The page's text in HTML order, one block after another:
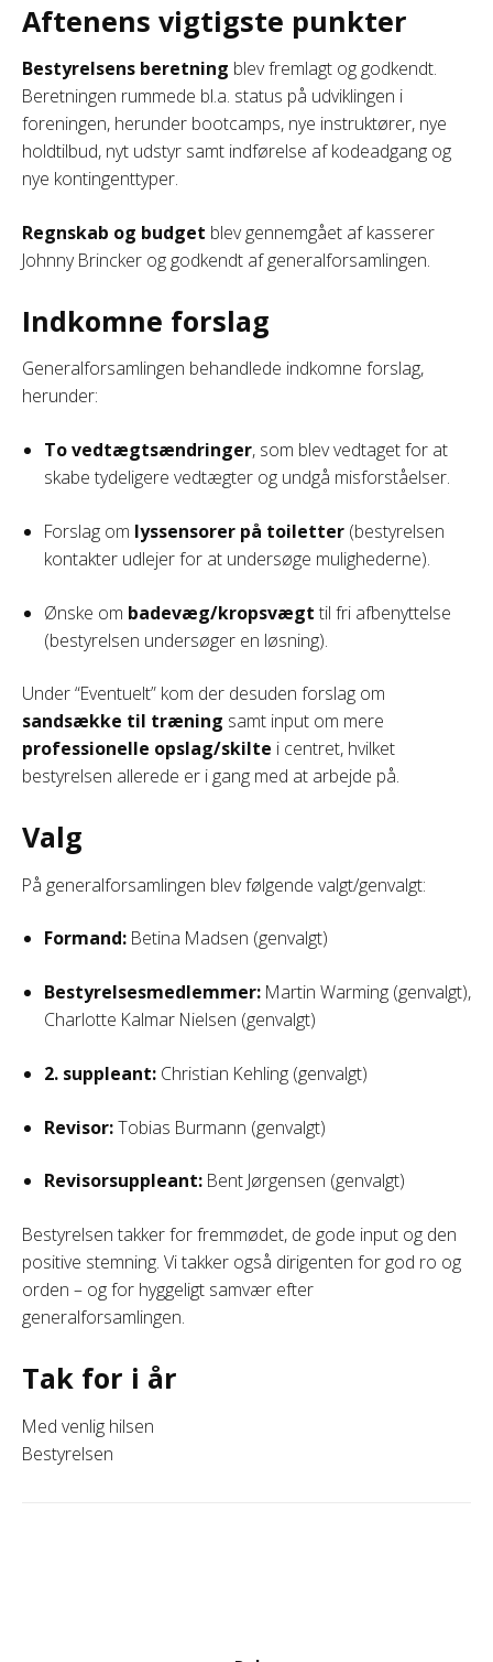
Aftenens vigtigste punkter
Bestyrelsens beretning blev fremlagt og godkendt.
Beretningen rummede bl.a. status på udviklingen i
foreningen, herunder bootcamps, nye instruktører, nye
holdtilbud, nyt udstyr samt indførelse af kodeadgang og
nye kontingenttyper.
Regnskab og budget blev gennemgået af kasserer
Johnny Brincker og godkendt af generalforsamlingen.
Indkomne forslag
Generalforsamlingen behandlede indkomne forslag,
herunder:
To vedtægtsændringer, som blev vedtaget for at
skabe tydeligere vedtægter og undgå misforståelser.
Forslag om lyssensorer på toiletter (bestyrelsen
kontakter udlejer for at undersøge mulighederne).
Ønske om badevæg/kropsvægt til fri afbenyttelse
(bestyrelsen undersøger en løsning).
Under “Eventuelt” kom der desuden forslag om
sandsække til træning samt input om mere
professionelle opslag/skilte i centret, hvilket
bestyrelsen allerede er i gang med at arbejde på.
Valg
På generalforsamlingen blev følgende valgt/genvalgt:
Formand: Betina Madsen (genvalgt)
Bestyrelsesmedlemmer: Martin Warming (genvalgt),
Charlotte Kalmar Nielsen (genvalgt)
2. suppleant: Christian Kehling (genvalgt)
Revisor:Tobias Burmann (genvalgt)
Revisorsuppleant: Bent Jørgensen (genvalgt)
Bestyrelsen takker for fremmødet, de gode input og den
positive stemning. Vi takker også dirigenten for god ro og
orden – og for hyggeligt samvær efter
generalforsamlingen.
Tak for i år
Med venlig hilsen
Bestyrelsen